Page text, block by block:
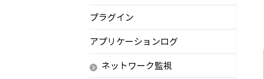
プラグイン
アプリケーションログ
ネットワーク監視